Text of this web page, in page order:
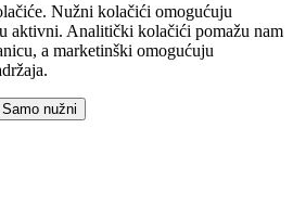
Nužni kolačići omogućuju
aktivni. Analitički kolačići pomažu nam
a marketinški omogućuju
Samo nužni